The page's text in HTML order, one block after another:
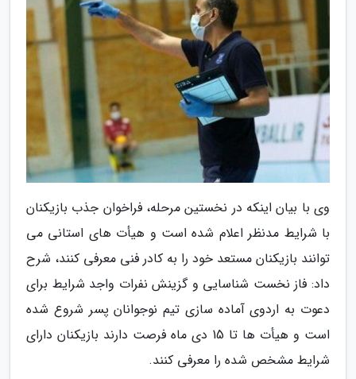
وی با بیان اینکه در نخستین مرحله، فراخوان جذب بازیکنان
با شرایط مدنظر اعلام شده است و هیأت های استانی می
توانند بازیکنان مستعد خود را به کادر فنی معرفی کنند، شرح
داد: فاز نخست شناسایی و گزینش نفرات واجد شرایط برای
دعوت به اردوی آماده سازی تیم نوجوانان پسر شروع شده
است و هیأت ها تا 15 دی ماه فرصت دارند بازیکنان دارای
شرایط مشخص شده را معرفی کنند.